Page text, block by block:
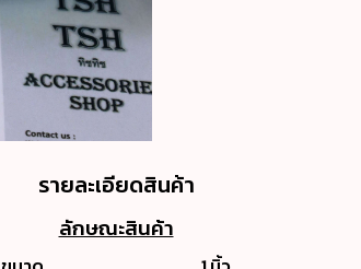
รายละเอียดสินค้า
ลักษณะสินค้า